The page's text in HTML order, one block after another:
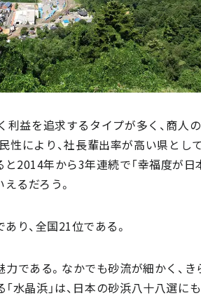
利益を追求するタイプが多く、商人
性により、社長輩出率が高い県とし
2014年から3年連続で「幸福度が日
るだろう。
り、全国21位である。
である。なかでも砂流が細かく、
水晶浜」は、日本の砂浜八十八選に